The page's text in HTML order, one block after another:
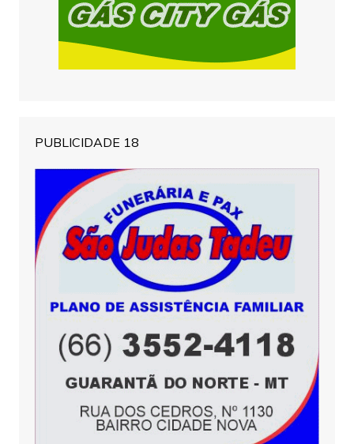
PUBLICIDADE 18